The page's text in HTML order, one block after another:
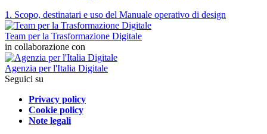
1. Scopo, destinatari e uso del Manuale operativo di design
Team per la Trasformazione Digitale
in collaborazione con
Agenzia per l'Italia Digitale
Seguici su
Privacy policy
Cookie policy
Note legali